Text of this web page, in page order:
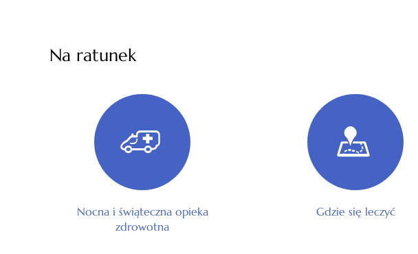
Na ratunek
Nocna i świąteczna opieka
zdrowotna
Gdzie się leczyć